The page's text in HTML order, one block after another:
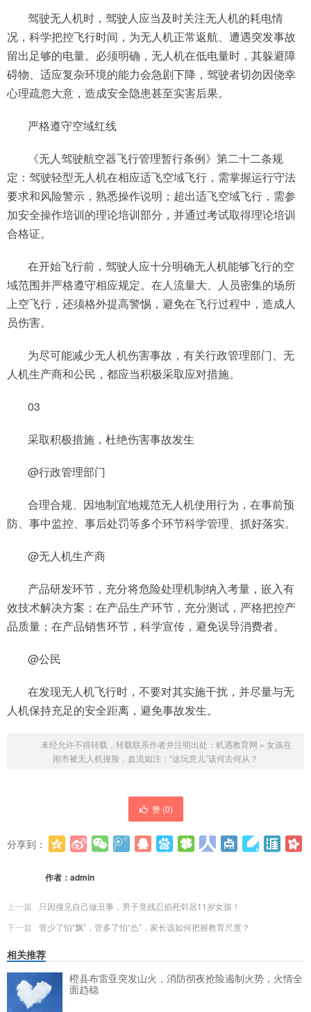
驾驶无人机时，驾驶人应当及时关注无人机的耗电情
况，科学把控飞行时间，为无人机正常返航、遭遇突发事故
留出足够的电量。必须明确，无人机在低电量时，其躲避障
碍物、适应复杂环境的能力会急剧下降，驾驶者切勿因侥幸
心理疏忽大意，造成安全隐患甚至实害后果。
严格遵守空域红线
《无人驾驶航空器飞行管理暂行条例》第二十二条规
定：驾驶轻型无人机在相应适飞空域飞行，需掌握运行守法
要求和风险警示，熟悉操作说明；超出适飞空域飞行，需参
加安全操作培训的理论培训部分，并通过考试取得理论培训
合格证。
在开始飞行前，驾驶人应十分明确无人机能够飞行的空
域范围并严格遵守相应规定。在人流量大、人员密集的场所
上空飞行，还须格外提高警惕，避免在飞行过程中，造成人
员伤害。
为尽可能减少无人机伤害事故，有关行政管理部门、无
人机生产商和公民，都应当积极采取应对措施。
03
采取积极措施，杜绝伤害事故发生
@行政管理部门
合理合规、因地制宜地规范无人机使用行为，在事前预
防、事中监控、事后处罚等多个环节科学管理、抓好落实。
@无人机生产商
产品研发环节，充分将危险处理机制纳入考量，嵌入有
效技术解决方案；在产品生产环节，充分测试，严格把控产
品质量；在产品销售环节，科学宣传，避免误导消费者。
@公民
在发现无人机飞行时，不要对其实施干扰，并尽量与无
人机保持充足的安全距离，避免事故发生。
未经允许不得转载，转载联系作者并注明出处： 机遇教育网 » 女孩在
闹市被无人机撞脸，血流如注：“这玩意儿”该何去何从？
赞 (0)
分享到：
作者： admin
上一篇
只因撞见自己做丑事，男子竟残忍掐死邻居11岁女孩！
下一篇
管少了怕“飘”，管多了怕“怂”，家长该如何把握教育尺度？
相关推荐
橙县布雷亚突发山火，消防彻夜抢险遏制火势，火情全
面趋稳